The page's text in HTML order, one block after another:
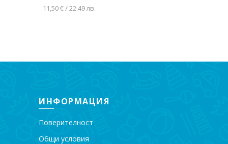
11,50 € / 22.49 лв.
ИНФОРМАЦИЯ
Поверителност
Общи условия